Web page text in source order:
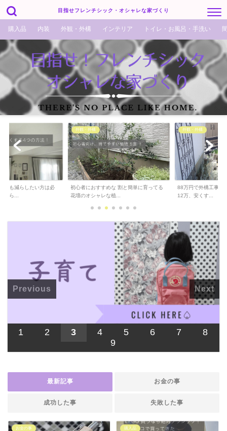
目指せフレンチシック・オシャレな家づくり
購入品 内装 外観・外構 インテリア トイレ・お風呂・手洗い
も減らしたい方は必
ら...
外観・外構
初心者におすすめな 割と簡単に育ってる
花壇のオシャレな植...
外観・外構
88万円で外構工事完了
12万、安くす...
Previous Next
1 2 3 4 5 6 7
8
9
最新記事 お金の事
成功した事 失敗した事
お金の事 購入品